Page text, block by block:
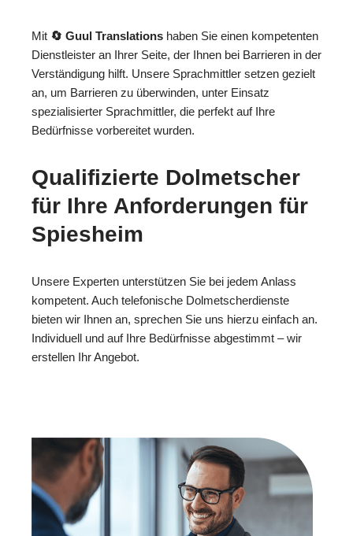
Mit 🔄 Guul Translations haben Sie einen kompetenten
Dienstleister an Ihrer Seite, der Ihnen bei Barrieren in der
Verständigung hilft. Unsere Sprachmittler setzen gezielt
an, um Barrieren zu überwinden, unter Einsatz
spezialisierter Sprachmittler, die perfekt auf Ihre
Bedürfnisse vorbereitet wurden.
Qualifizierte Dolmetscher
für Ihre Anforderungen für
Spiesheim
Unsere Experten unterstützen Sie bei jedem Anlass
kompetent. Auch telefonische Dolmetscherdienste
bieten wir Ihnen an, sprechen Sie uns hierzu einfach an.
Individuell und auf Ihre Bedürfnisse abgestimmt – wir
erstellen Ihr Angebot.